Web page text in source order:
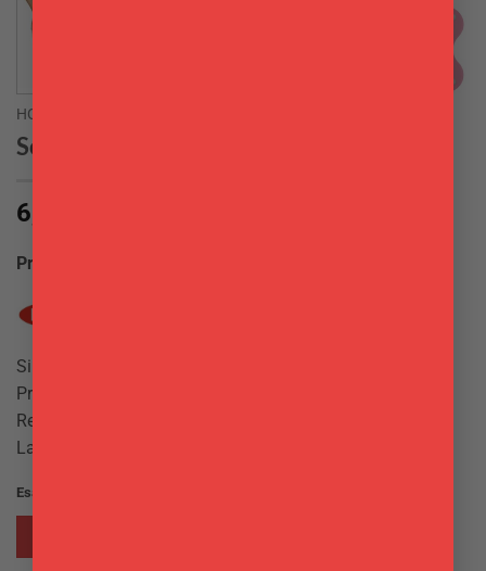
HOME
Sottopentola Colorato Rosti Mepal
6,70
Produttore:
Si adatta a pentole di tutte le misure.
Protegge il tuo tavolo.
Resiste fino a 220°
Lavabile in lavastoviglie.
Esaurito